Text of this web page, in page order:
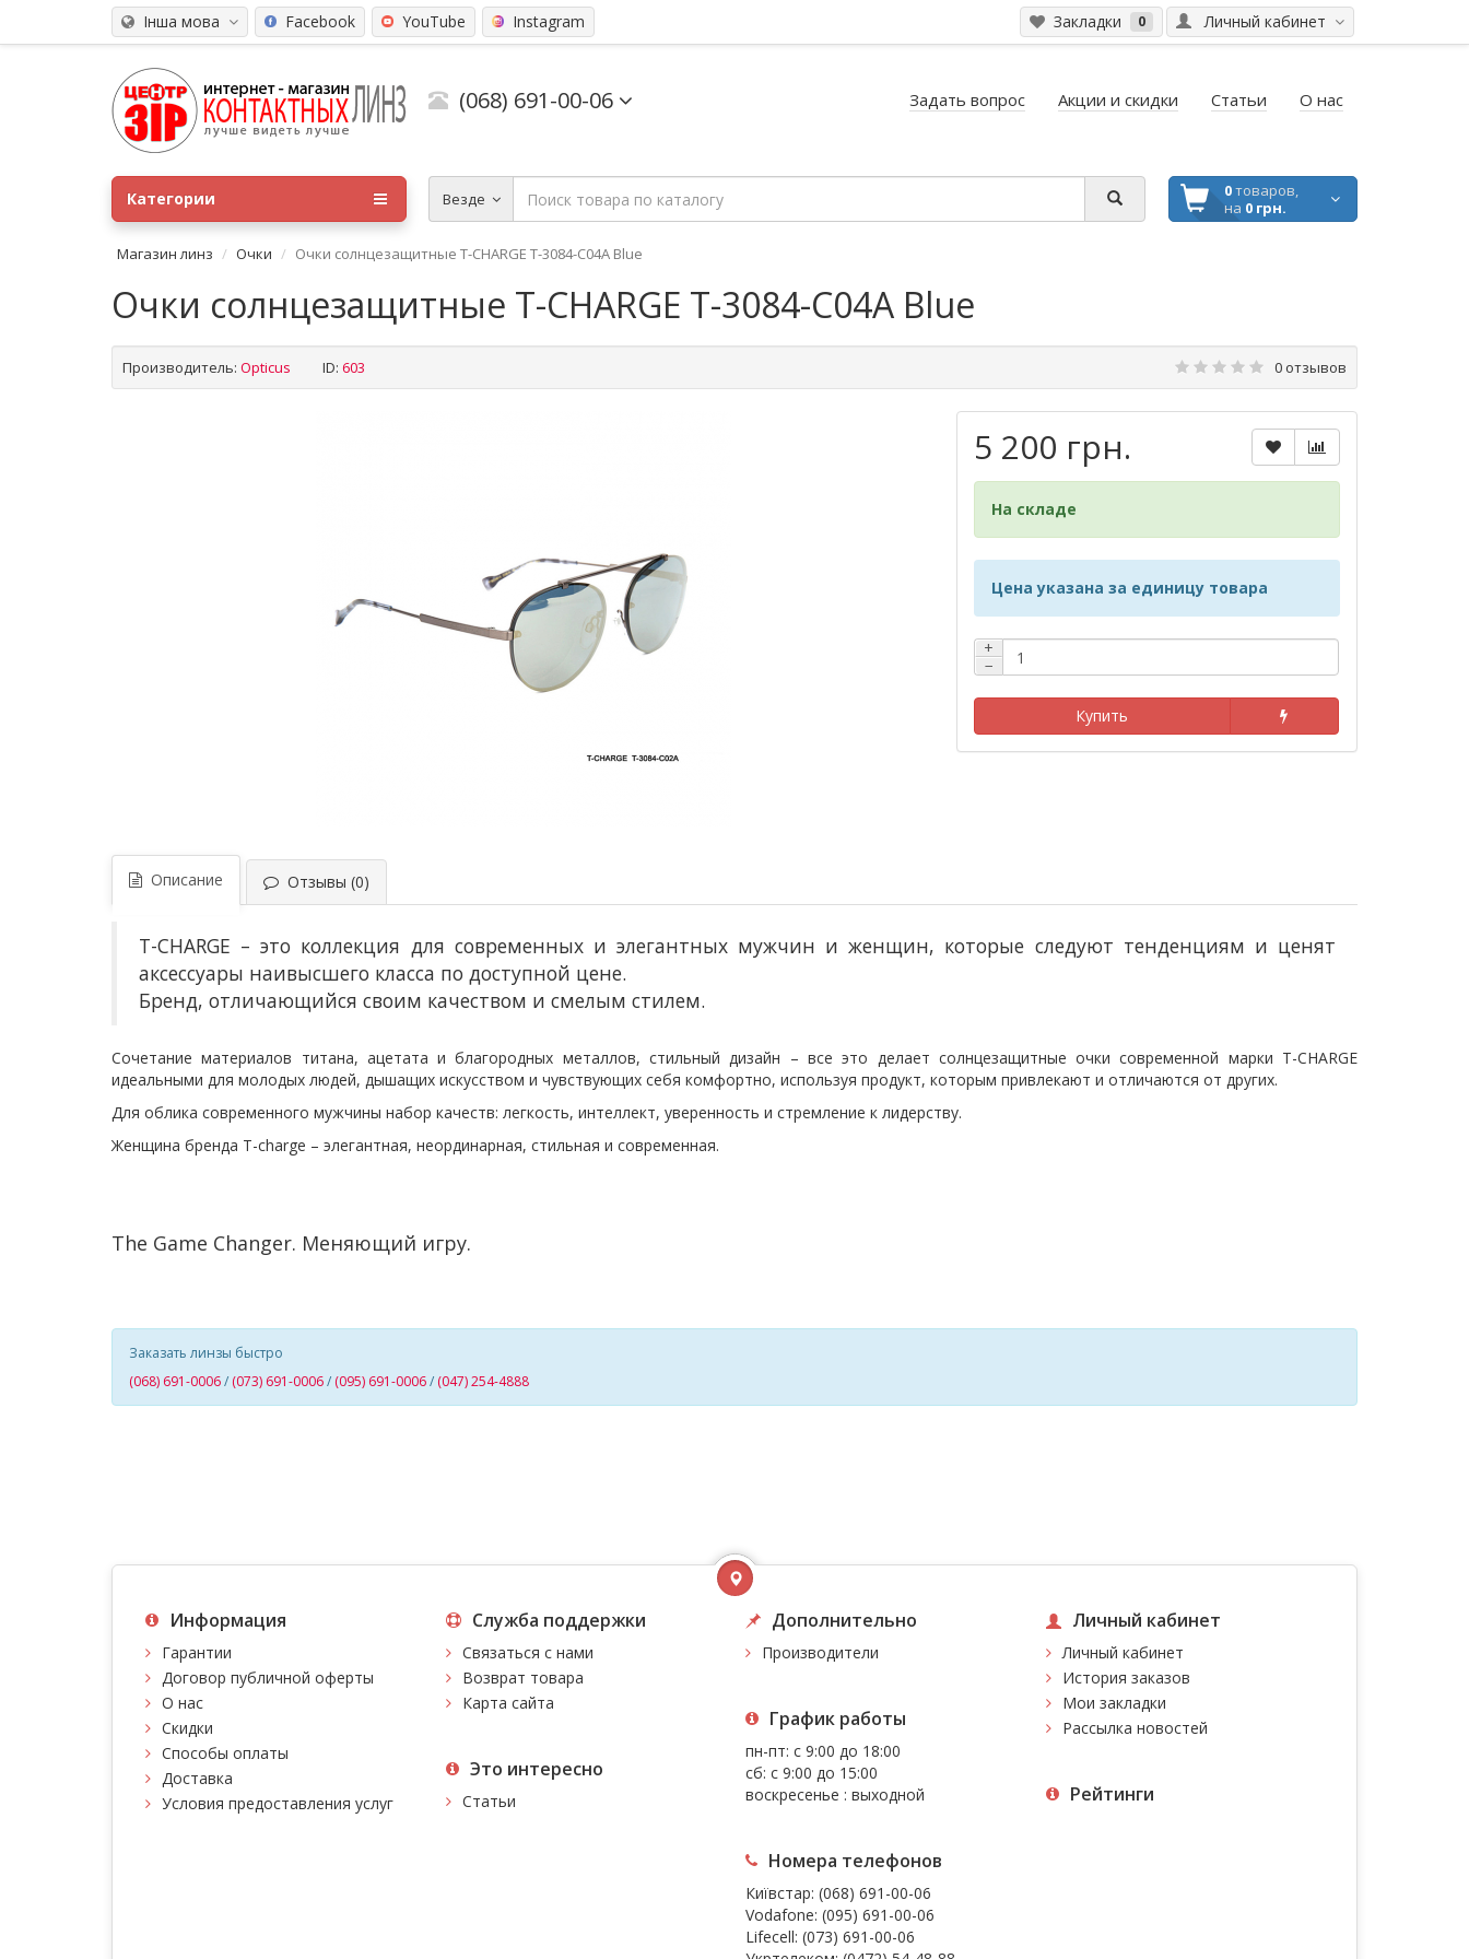
Інша мова Личный кабинет
Закладки 0
Facebook YouTube Instagram
(068) 691-00-06 Задать вопрос Акции и скидки Статьи О нас
Везде 0товаров,
на 0 грн.
Категории
Магазин линз Очки Очки солнцезащитные T-CHARGЕ T-3084-C04A Blue
Очки солнцезащитные T-CHARGЕ T-3084-C04A Blue
Производитель: Opticus ID: 603 0 отзывов
5 200 грн.
На складе
Цена указана за единицу товара
+
−
Купить
Описание Отзывы (0)
T-CHARGE – это коллекция для современных и элегантных мужчин и женщин, которые следуют тенденциям и ценят
аксессуары наивысшего класса по доступной цене.
Бренд, отличающийся своим качеством и смелым стилем.
Сочетание материалов титана, ацетата и благородных металлов, стильный дизайн – все это делает солнцезащитные очки современной марки T-CHARGE
идеальными для молодых людей, дышащих искусством и чувствующих себя комфортно, используя продукт, которым привлекают и отличаются от других.
Для облика современного мужчины набор качеств: легкость, интеллект, уверенность и стремление к лидерству.
Женщина бренда T-charge – элегантная, неординарная, стильная и современная.
The Game Changer. Меняющий игру.
Заказать линзы быстро
(068) 691-0006/ (073) 691-0006/ (095) 691-0006/ (047) 254-4888
Информация
Гарантии
Договор публичной оферты
О нас
Скидки
Способы оплаты
Доставка
Условия предоставления услуг
Служба поддержки
Связаться с нами
Возврат товара
Карта сайта
Это интересно
Статьи
Дополнительно
Производители
График работы
пн-пт: с 9:00 до 18:00
сб: с 9:00 до 15:00
воскресенье : выходной
Номера телефонов
Київстар: (068) 691-00-06
Vodafone: (095) 691-00-06
Lifecell: (073) 691-00-06
Личный кабинет
Личный кабинет
История заказов
Мои закладки
Рассылка новостей
Рейтинги